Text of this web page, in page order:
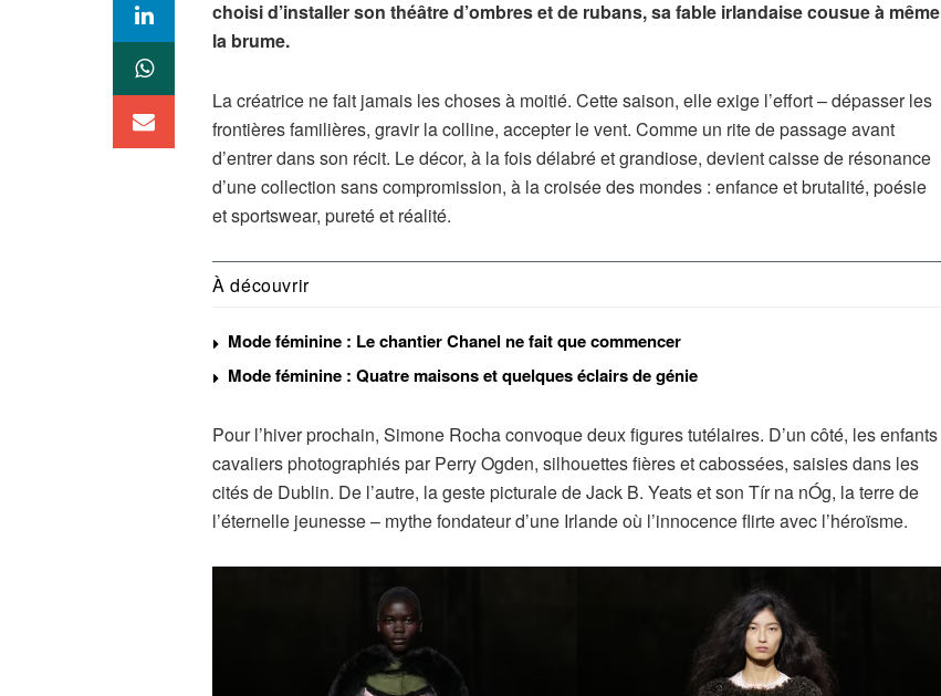
choisi d’installer son théâtre d’ombres et de rubans, sa fable irlandaise cousue à même
la brume.
La créatrice ne fait jamais les choses à moitié. Cette saison, elle exige l’effort – dépasser les
frontières familières, gravir la colline, accepter le vent. Comme un rite de passage avant
d’entrer dans son récit. Le décor, à la fois délabré et grandiose, devient caisse de résonance
d’une collection sans compromission, à la croisée des mondes : enfance et brutalité, poésie
et sportswear, pureté et réalité.
À découvrir
Mode féminine : Le chantier Chanel ne fait que commencer
Mode féminine : Quatre maisons et quelques éclairs de génie
Pour l’hiver prochain, Simone Rocha convoque deux figures tutélaires. D’un côté, les enfants
cavaliers photographiés par Perry Ogden, silhouettes fières et cabossées, saisies dans les
cités de Dublin. De l’autre, la geste picturale de Jack B. Yeats et son Tír na nÓg, la terre de
l’éternelle jeunesse – mythe fondateur d’une Irlande où l’innocence flirte avec l’héroïsme.